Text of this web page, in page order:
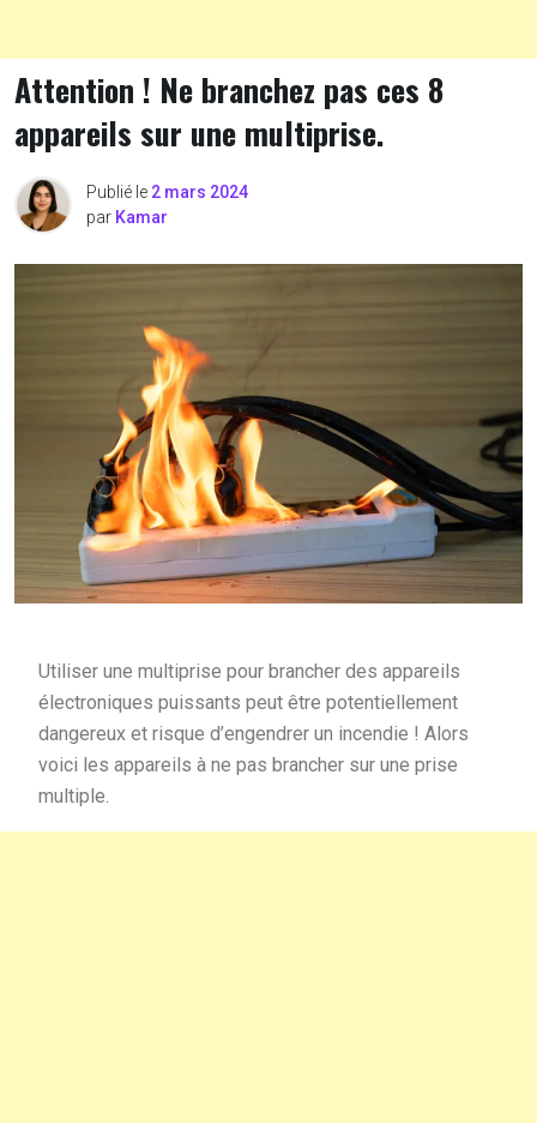
Attention ! Ne branchez pas ces 8
appareils sur une multiprise.
Publié le 2 mars 2024
par Kamar
Utiliser une multiprise pour brancher des appareils
électroniques puissants peut être potentiellement
dangereux et risque d’engendrer un incendie ! Alors
voici les appareils à ne pas brancher sur une prise
multiple.